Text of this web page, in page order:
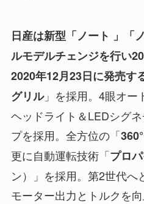
日産は新型「ノート 」「
ルモデルチェンジを行い
2020年12月23日に発売す
グリル」を採用。4眼オー
ヘッドライト＆LEDシグ
プを採用。全方位の「
更に自動運転技術「プロ
ン）」を採用。第2世代へ
モーター出力とトルクを